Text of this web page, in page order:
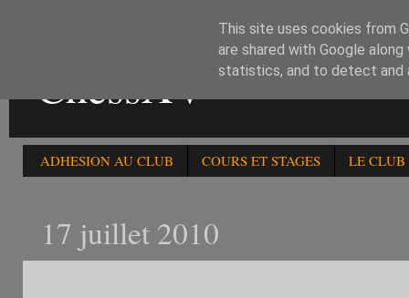
ChessXV
ADHESION AU CLUB COURS ET STAGES LE CLUB
17 juillet 2010
This site uses cookies from
are shared with Google
statistics, and to detect and